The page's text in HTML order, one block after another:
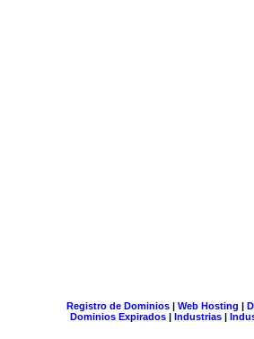
Registro de Dominios| Web Hosting |
Dominios Expirados | Industrias |